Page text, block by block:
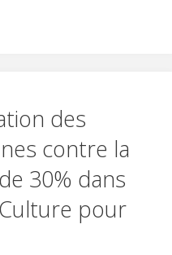
des
contre la
30% dans
pour